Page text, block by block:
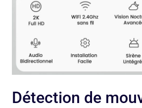
Détection de